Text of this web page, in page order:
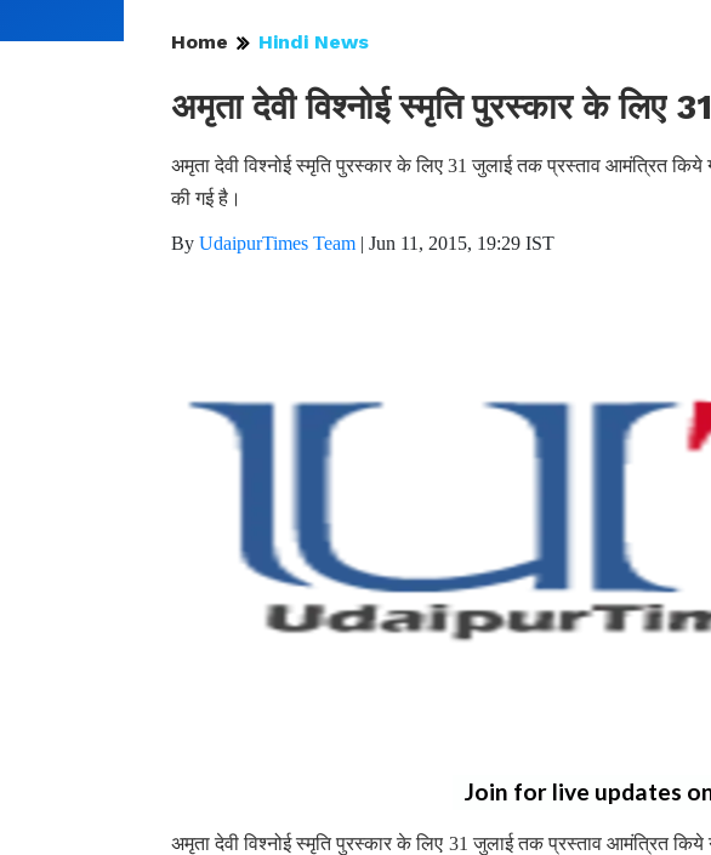
Home Hindi News
अमृता देवी विश्नोई स्मृति पुरस्कार के लिए
अमृता देवी विश्नोई स्मृति पुरस्कार के लिए 31 जुलाई तक प्रस्ताव आमंत्रित
की गई है।
By UdaipurTimes Team | Jun 11, 2015, 19:29 IST
Join for live updates
अमृता देवी विश्नोई स्मृति पुरस्कार के लिए 31 जुलाई तक प्रस्ताव आमंत्रित